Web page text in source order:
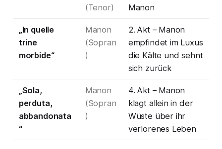
(Tenor)
Manon
„In quelle
trine
morbide“
Manon
(Sopran
)
2. Akt – Manon
empfindet im Luxus
die Kälte und sehnt
sich zurück
„Sola,
perduta,
abbandonata
“
Manon
(Sopran
)
4. Akt – Manon
klagt allein in der
Wüste über ihr
verlorenes Leben